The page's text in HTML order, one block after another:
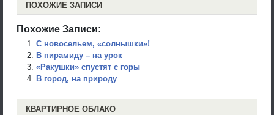
ПОХОЖИЕ ЗАПИСИ
Похожие Записи:
С новосельем, «солнышки»!
В пирамиду – на урок
«Ракушки» спустят с горы
В город, на природу
КВАРТИРНОЕ ОБЛАКО